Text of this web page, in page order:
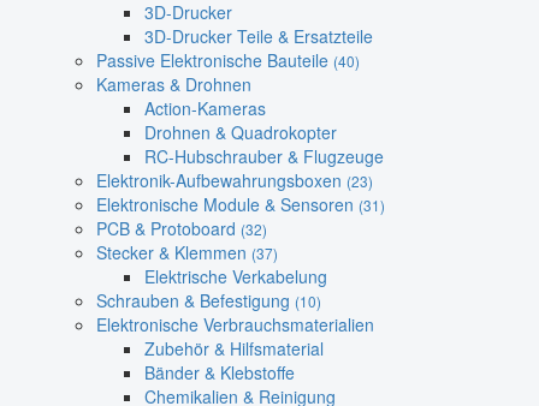
3D-Drucker
3D-Drucker Teile & Ersatzteile
Passive Elektronische Bauteile (40)
Kameras & Drohnen
Action-Kameras
Drohnen & Quadrokopter
RC-Hubschrauber & Flugzeuge
Elektronik-Aufbewahrungsboxen (23)
Elektronische Module & Sensoren (31)
PCB & Protoboard (32)
Stecker & Klemmen (37)
Elektrische Verkabelung
Schrauben & Befestigung (10)
Elektronische Verbrauchsmaterialien
Zubehör & Hilfsmaterial
Bänder & Klebstoffe
Chemikalien & Reinigung